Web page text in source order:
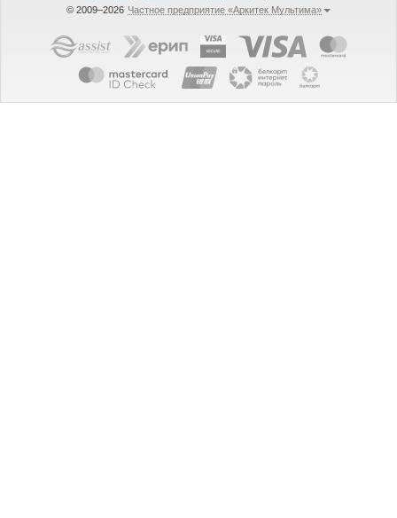
© 2009–2026 Частное предприятие «Аркитек Мультима»